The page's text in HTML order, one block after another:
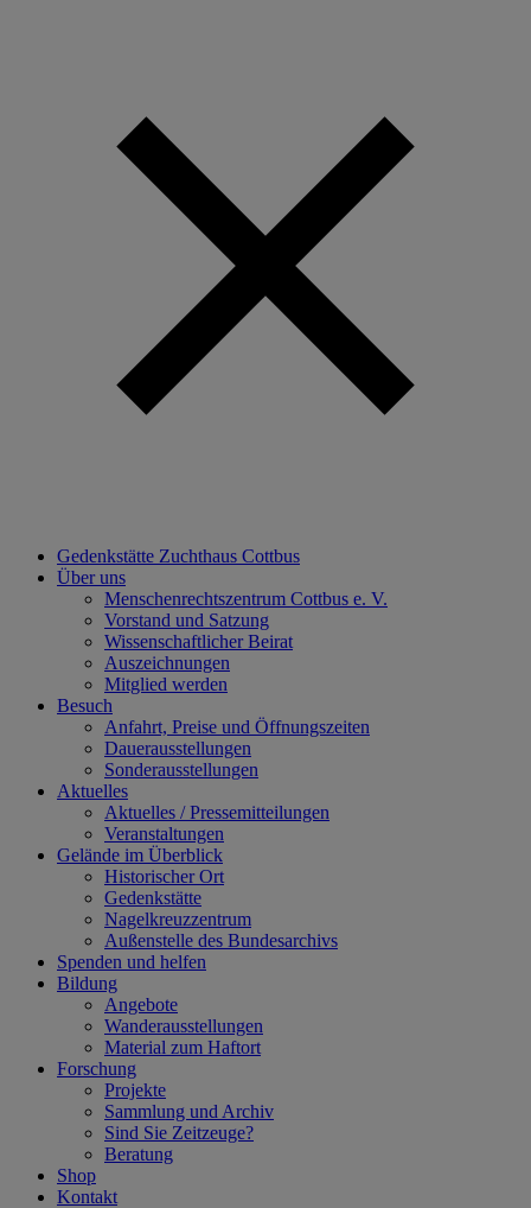
Gedenkstätte Zuchthaus Cottbus
Über uns
Menschenrechtszentrum Cottbus e. V.
Vorstand und Satzung
Wissenschaftlicher Beirat
Auszeichnungen
Mitglied werden
Besuch
Anfahrt, Preise und Öffnungszeiten
Dauerausstellungen
Sonderausstellungen
Aktuelles
Aktuelles / Pressemitteilungen
Veranstaltungen
Gelände im Überblick
Historischer Ort
Gedenkstätte
Nagelkreuzzentrum
Außenstelle des Bundesarchivs
Spenden und helfen
Bildung
Angebote
Wanderausstellungen
Material zum Haftort
Forschung
Projekte
Sammlung und Archiv
Sind Sie Zeitzeuge?
Beratung
Shop
Kontakt